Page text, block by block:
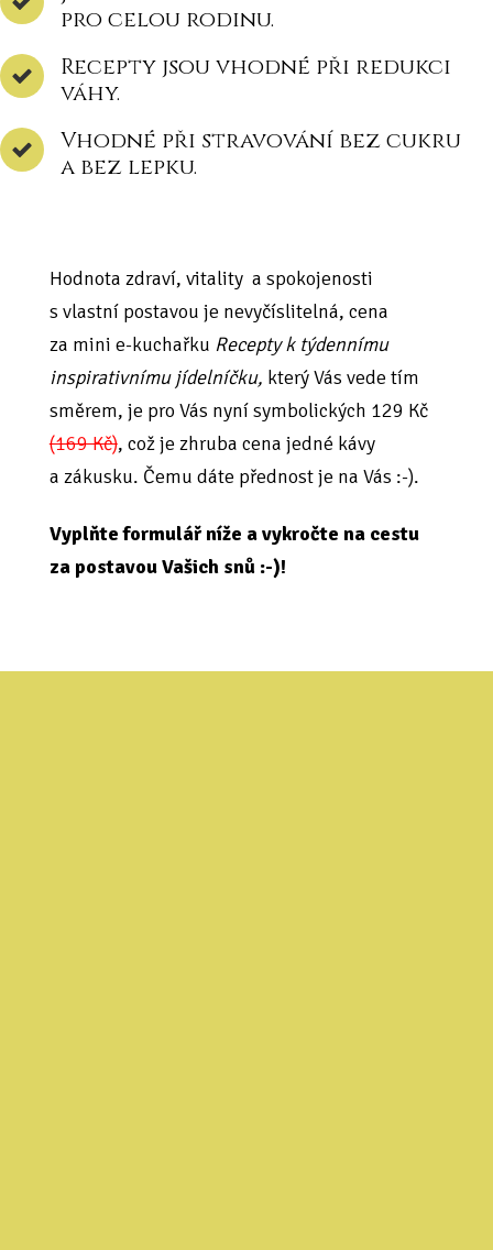
pro celou rodinu.
Recepty jsou vhodné při redukci
váhy.
Vhodné při stravování bez cukru
a bez lepku.
Hodnota zdraví, vitality a spokojenosti
s vlastní postavou je nevyčíslitelná, cena
za mini e-kuchařku Recepty k týdennímu
inspirativnímu jídelníčku, který Vás vede tím
směrem, je pro Vás nyní symbolických 129 Kč
(169 Kč), což je zhruba cena jedné kávy
a zákusku. Čemu dáte přednost je na Vás :-).
Vyplňte formulář níže a vykročte na cestu
za postavou Vašich snů :-)!